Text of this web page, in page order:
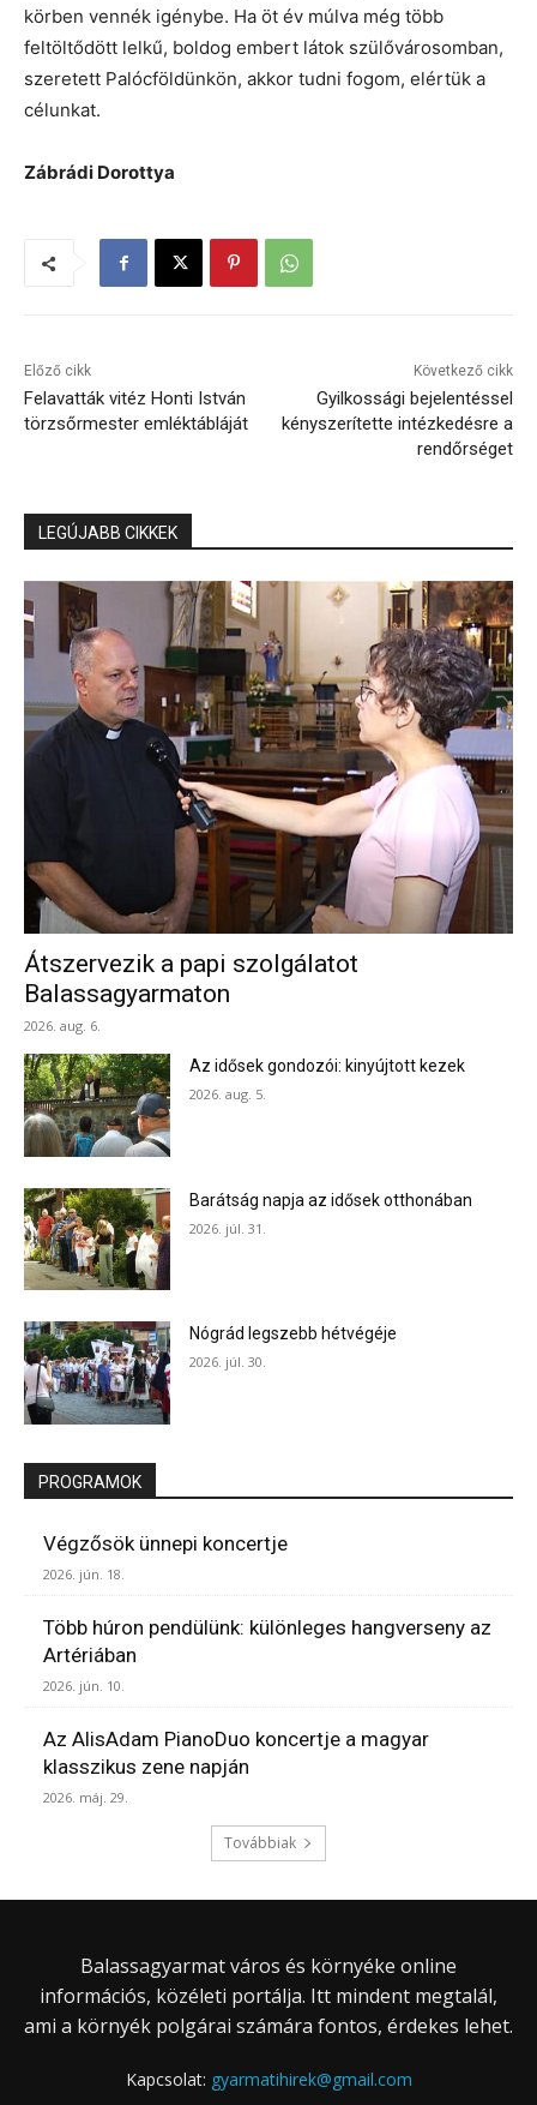
körben vennék igénybe. Ha öt év múlva még több
feltöltődött lelkű, boldog embert látok szülővárosomban,
szeretett Palócföldünkön, akkor tudni fogom, elértük a
célunkat.
Zábrádi Dorottya
Előző cikk
Felavatták vitéz Honti István
törzsőrmester emléktábláját
Következő cikk
Gyilkossági bejelentéssel
kényszerítette intézkedésre a
rendőrséget
LEGÚJABB CIKKEK
Átszervezik a papi szolgálatot
Balassagyarmaton
2026. aug. 6.
Az idősek gondozói: kinyújtott kezek
2026. aug. 5.
Barátság napja az idősek otthonában
2026. júl. 31.
Nógrád legszebb hétvégéje
2026. júl. 30.
PROGRAMOK
Végzősök ünnepi koncertje
2026. jún. 18.
Több húron pendülünk: különleges hangverseny az
Artériában
2026. jún. 10.
Az AlisAdam PianoDuo koncertje a magyar
klasszikus zene napján
2026. máj. 29.
Továbbiak
Balassagyarmat város és környéke online
információs, közéleti portálja. Itt mindent megtalál,
ami a környék polgárai számára fontos, érdekes lehet.
Kapcsolat: gyarmatihirek@gmail.com